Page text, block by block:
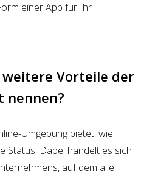
einer App für Ihr
weitere Vorteile der
nennen?
Umgebung bietet, wie
Status. Dabei handelt es sich
auf dem alle